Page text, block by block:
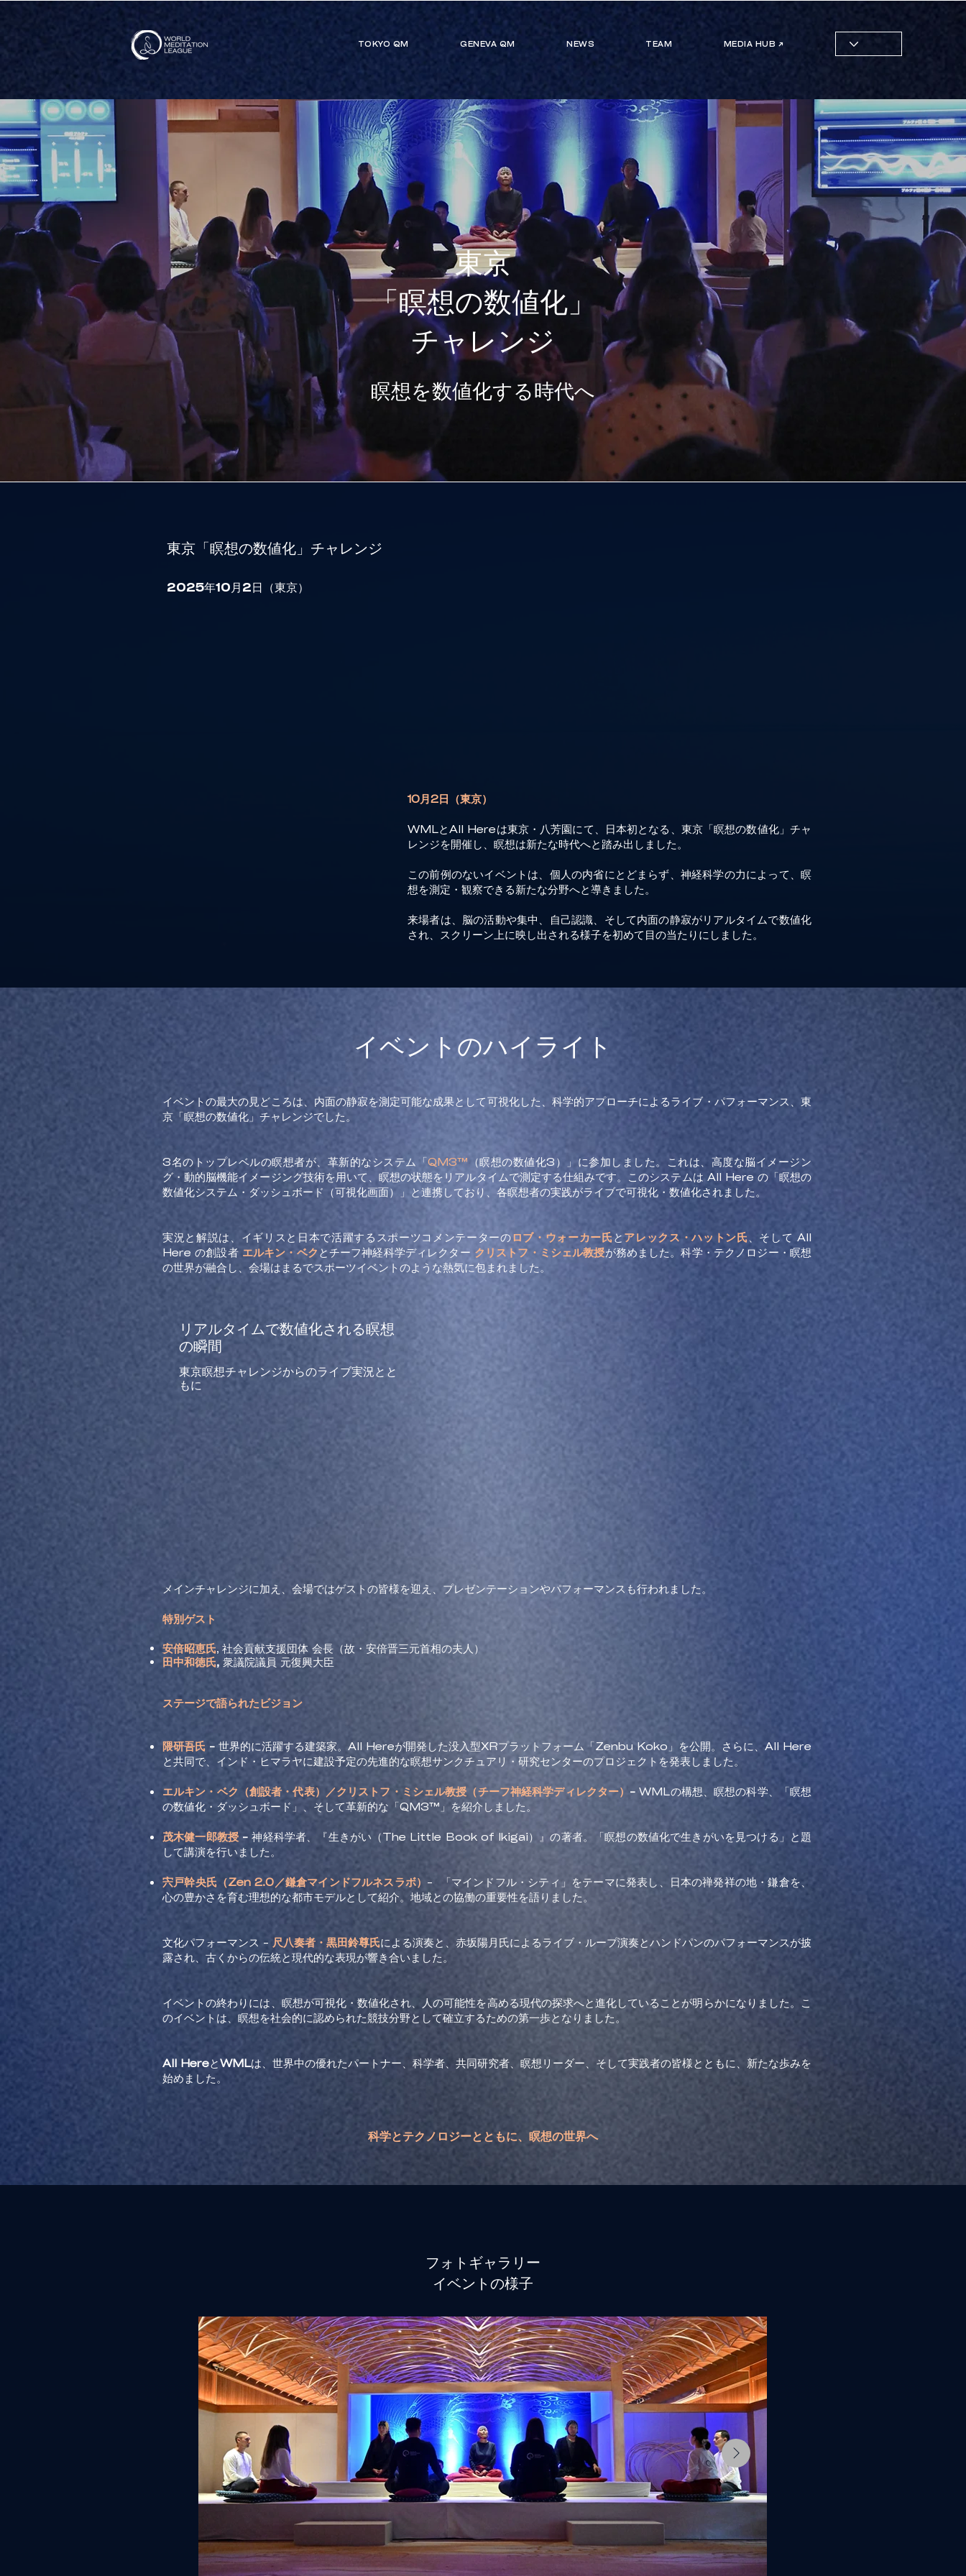
TOKYO QM GENEVA QM NEWS TEAM MEDIA HUB ↗
東京
「瞑想の数値化」
チャレンジ
瞑想を数値化する時代へ
東京「瞑想の数値化」チャレンジ
2025年10月2日（東京）
10月2日（東京）
WMLとAll Hereは東京・八芳園にて、日本初となる、東京「瞑想の数値化」チャ
レンジを開催し、瞑想は新たな時代へと踏み出しました。
この前例のないイベントは、個人の内省にとどまらず、神経科学の力によって、瞑
想を測定・観察できる新たな分野へと導きました。​
来場者は、脳の活動や集中、自己認識、そして内面の静寂がリアルタイムで数値化
され、スクリーン上に映し出される様子を初めて目の当たりにしました。
イベントのハイライト
イベントの最大の見どころは、内面の静寂を測定可能な成果として可視化した、科学的アプローチによるライブ・パフォーマンス、東
京「瞑想の数値化」チャレンジでした。
3名のトップレベルの瞑想者が、革新的なシステム「QM3™ （瞑想の数値化3）」に参加しました。これは、高度な脳イメージン
グ・動的脳機能イメージング技術を用いて、瞑想の状態をリアルタイムで測定する仕組みです。このシステムは All Here の「瞑想の
数値化システム・ダッシュボード（可視化画面）」と連携しており、各瞑想者の実践がライブで可視化・数値化されました。
実況と解説は、イギリスと日本で活躍するスポーツコメンテーターのロブ・ウォーカー氏と アレックス・ハットン氏、そして All
Here の創設者 エルキン・ベク とチーフ神経科学ディレクター クリストフ・ミシェル教授が務めました。科学・テクノロジー・瞑想
の世界が融合し、会場はまるでスポーツイベントのような熱気に包まれました。
リアルタイムで数値化される瞑想
の瞬間
東京瞑想チャレンジからのライブ実況とと
もに
メインチャレンジに加え、会場ではゲストの皆様を迎え、プレゼンテーションやパフォーマンスも行われました。
特別ゲスト​
安倍昭恵氏, 社会貢献支援団体 会長（故・安倍晋三元首相の夫人）
田中和徳氏, 衆議院議員 元復興大臣
ステージで語られたビジョン
隈研吾氏 - 世界的に活躍する建築家。All Hereが開発した没入型XRプラットフォーム「Zenbu Koko」を公開。さらに、All Here
と共同で、インド・ヒマラヤに建設予定の先進的な瞑想サンクチュアリ・研究センターのプロジェクトを発表しました。
エルキン・ベク（創設者・代表）／クリストフ・ミシェル教授（チーフ神経科学ディレクター） -WMLの構想、瞑想の科学、「瞑想
の数値化・ダッシュボード」、そして革新的な「QM3™」を紹介しました。
茂木健一郎教授 - 神経科学者、『生きがい（The Little Book of Ikigai）』の著者。「瞑想の数値化で生きがいを見つける」と題
して講演を行いました。
宍戸幹央氏（Zen 2.0／鎌倉マインドフルネスラボ） -
「マインドフル・シティ」をテーマに発表し、日本の禅発祥の地・鎌倉を、
心の豊かさを育む理想的な都市モデルとして紹介。地域との協働の重要性を語りました。
文化パフォーマンス - 尺八奏者・黒田鈴尊氏による演奏と、赤坂陽月氏によるライブ・ループ演奏とハンドパンのパフォーマンスが披
露され、古くからの伝統と現代的な表現が響き合いました。
イベントの終わりには、瞑想が可視化・数値化され、人の可能性を高める現代の探求へと進化していることが明らかになりました。こ
のイベントは、瞑想を社会的に認められた競技分野として確立するための第一歩となりました。
All HereとWMLは、世界中の優れたパートナー、科学者、共同研究者、瞑想リーダー、そして実践者の皆様とともに、新たな歩みを
始めました。
科学とテクノロジーとともに、瞑想の世界へ
フォトギャラリー
イベントの様子